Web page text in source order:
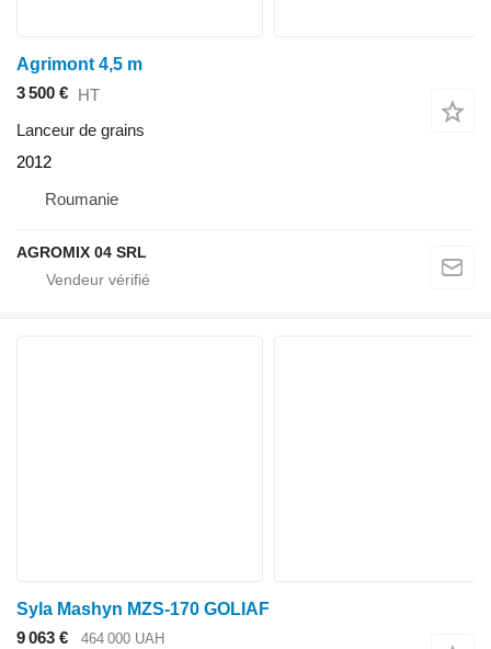
Agrimont 4,5 m
3 500 € HT
Lanceur de grains
2012
Roumanie
AGROMIX 04 SRL
Syla Mashyn MZS-170 GOLIAF
9 063 €
464 000 UAH